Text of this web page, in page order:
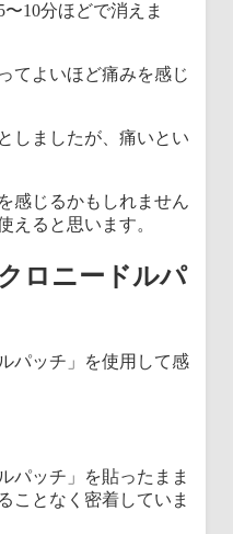
10分ほどで消えま
て よ いほど痛みを感じ
しましたが、痛いとい
感じるかもしれません
えると思います。
ロニードルパ
パッチ」を使用して感
パッチ」を貼ったまま
ことなく密着していま